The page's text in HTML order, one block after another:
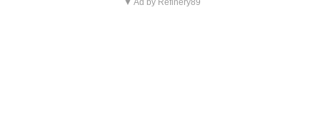
▼ Ad by Refinery89